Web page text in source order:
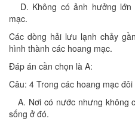
D. Không có ảnh hưởng lớn
mạc.
Các dòng hải lưu lạnh chảy
hình thành các hoang mạc.
Đáp án cần chọn là A:
Câu: 4 Trong các hoang mạc
A. Nơi có nước nhưng không
sống ở đó.